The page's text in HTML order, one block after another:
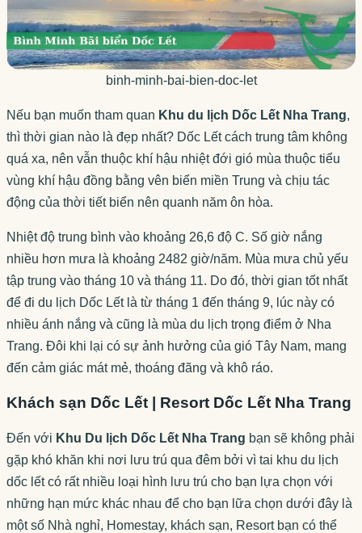
binh-minh-bai-bien-doc-let
Nếu bạn muốn tham quan Khu du lịch Dốc Lết Nha Trang,
thì thời gian nào là đẹp nhất? Dốc Lết cách trung tâm không
quá xa, nên vẫn thuộc khí hậu nhiệt đới gió mùa thuộc tiểu
vùng khí hậu đồng bằng vên biển miền Trung và chịu tác
động của thời tiết biển nên quanh năm ôn hòa.
Nhiệt độ trung bình vào khoảng 26,6 độ C. Số giờ nắng
nhiều hơn mưa là khoảng 2482 giờ/năm. Mùa mưa chủ yếu
tập trung vào tháng 10 và tháng 11. Do đó, thời gian tốt nhất
để đi du lịch Dốc Lết là từ tháng 1 đến tháng 9, lúc này có
nhiều ánh nắng và cũng là mùa du lịch trọng điểm ở Nha
Trang. Đôi khi lại có sự ảnh hưởng của gió Tây Nam, mang
đến cảm giác mát mẻ, thoáng đãng và khô ráo.
Khách sạn Dốc Lết | Resort Dốc Lết Nha Trang
Đến với Khu Du lịch Dốc Lết Nha Trang bạn sẽ không phải
gặp khó khăn khi nơi lưu trú qua đêm bởi vì tai khu du lịch
dốc lết có rất nhiều loại hình lưu trú cho bạn lựa chọn với
những hạn mức khác nhau để cho bạn lữa chọn dưới đây là
một số Nhà nghỉ, Homestay, khách sạn, Resort bạn có thể